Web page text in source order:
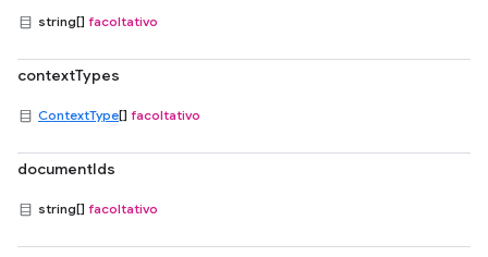
string[] facoltativo
contextTypes
ContextType[] facoltativo
documentIds
string[] facoltativo